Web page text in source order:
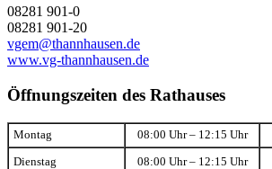
08281 901-0
08281 901-20
vgem@thannhausen.de
www.vg-thannhausen.de
Öffnungszeiten des Rathauses
Montag 08:00 Uhr – 12:15 Uhr
Dienstag 08:00 Uhr – 12:15 Uhr